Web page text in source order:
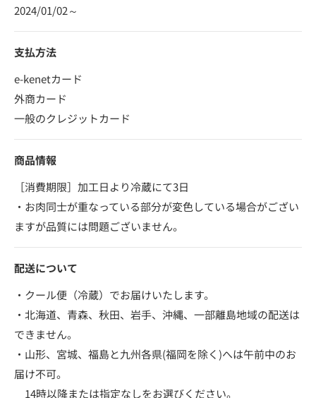
2024/01/02～
支払方法
e-kenetカード
外商カード
一般のクレジットカード
商品情報
［消費期限］加工日より冷蔵にて3日
・お肉同士が重なっている部分が変色している場合がござい
ますが品質には問題ございません。
配送について
・クール便（冷蔵）でお届けいたします。
・北海道、青森、秋田、岩手、沖縄、一部離島地域の配送は
できません。
・山形、宮城、福島と九州各県(福岡を除く)へは午前中のお
届け不可。
14時以降または指定なしをお選びください。